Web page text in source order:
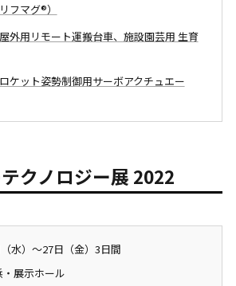
フマグ®）
外用リモート運搬台車、施設園芸用 生育
ケット姿勢制御用サーボアクチュエー
クノロジー展 2022
水）〜27日（金）3日間
展示ホール